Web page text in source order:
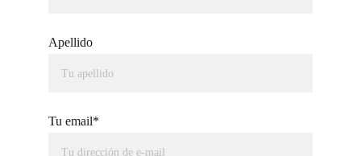
Apellido
Tu email*